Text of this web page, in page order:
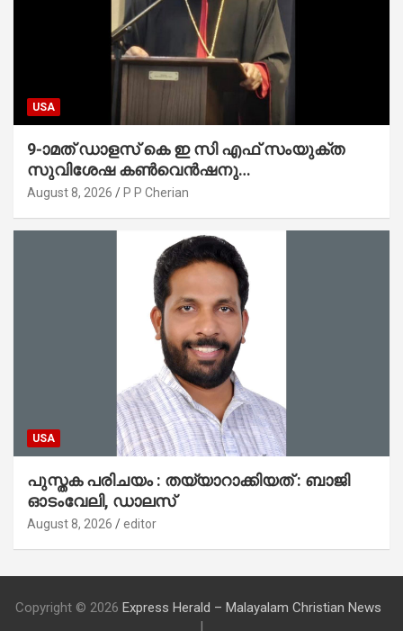
USA
9-ാമത് ഡാളസ് കെ ഇ സി എഫ് സംയുക്ത
സുവിശേഷ കൺവെൻഷനു
പ്രാർത്ഥനാനിർഭരമായ തുടക്കം
August 8, 2026 P P Cherian
USA
പുസ്തക പരിചയം : തയ്യാറാക്കിയത് : ബാജി
ഓടംവേലി, ഡാലസ്
August 8, 2026 editor
Copyright © 2026 Express Herald – Malayalam Christian News